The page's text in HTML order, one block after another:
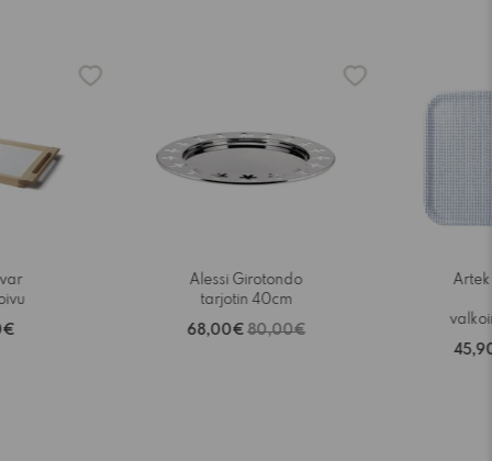
Alessi Girotondo
tarjotin 40cm
68,00€ 80,00€
Artek